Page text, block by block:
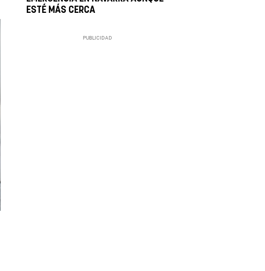
ESTÉ MÁS CERCA